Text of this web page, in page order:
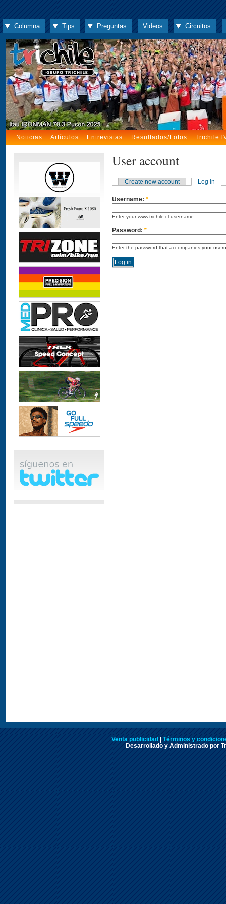
Columna Tips Preguntas Videos Circuitos
Noticias Artículos Entrevistas Resultados/Fotos
User account
Create new account Log in
Username: *
Enter your www.trichile.cl username.
Password: *
Enter the password that accompanies your
Venta publicidad
Términos y
Desarrollado y Administrado por